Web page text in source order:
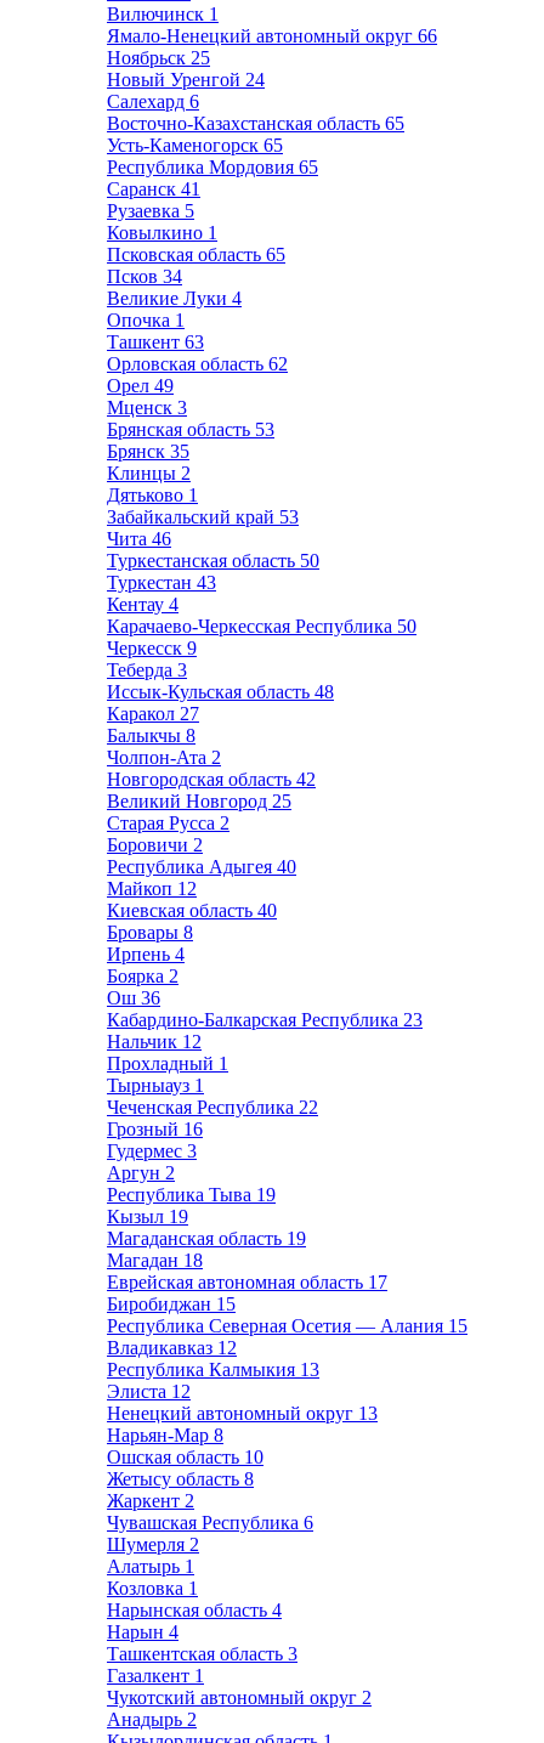
Вилючинск 1
Ямало-Ненецкий автономный округ 66
Ноябрьск 25
Новый Уренгой 24
Салехард 6
Восточно-Казахстанская область 65
Усть-Каменогорск 65
Республика Мордовия 65
Саранск 41
Рузаевка 5
Ковылкино 1
Псковская область 65
Псков 34
Великие Луки 4
Опочка 1
Ташкент 63
Орловская область 62
Орел 49
Мценск 3
Брянская область 53
Брянск 35
Клинцы 2
Дятьково 1
Забайкальский край 53
Чита 46
Туркестанская область 50
Туркестан 43
Кентау 4
Карачаево-Черкесская Республика 50
Черкесск 9
Теберда 3
Иссык-Кульская область 48
Каракол 27
Балыкчы 8
Чолпон-Ата 2
Новгородская область 42
Великий Новгород 25
Старая Русса 2
Боровичи 2
Республика Адыгея 40
Майкоп 12
Киевская область 40
Бровары 8
Ирпень 4
Боярка 2
Ош 36
Кабардино-Балкарская Республика 23
Нальчик 12
Прохладный 1
Тырныауз 1
Чеченская Республика 22
Грозный 16
Гудермес 3
Аргун 2
Республика Тыва 19
Кызыл 19
Магаданская область 19
Магадан 18
Еврейская автономная область 17
Биробиджан 15
Республика Северная Осетия — Алания 15
Владикавказ 12
Республика Калмыкия 13
Элиста 12
Ненецкий автономный округ 13
Нарьян-Мар 8
Ошская область 10
Жетысу область 8
Жаркент 2
Чувашская Республика 6
Шумерля 2
Алатырь 1
Козловка 1
Нарынская область 4
Нарын 4
Ташкентская область 3
Газалкент 1
Чукотский автономный округ 2
Анадырь 2